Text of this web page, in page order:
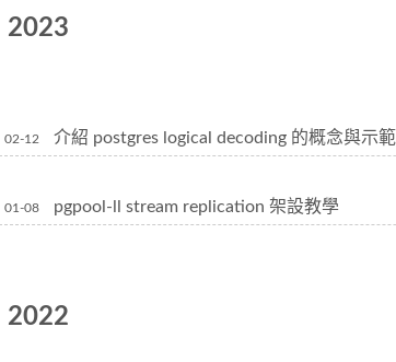
2023
02-12 介紹 postgres logical decoding 的概念與示範
01-08 pgpool-ll stream replication 架設教學
2022